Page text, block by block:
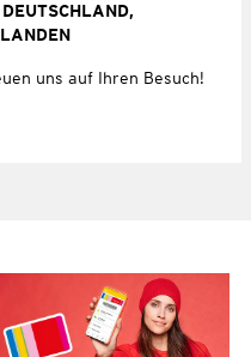
uns auf Ihren Besuch!